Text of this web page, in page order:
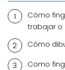
Cómo
trabajar o
Cómo
Como